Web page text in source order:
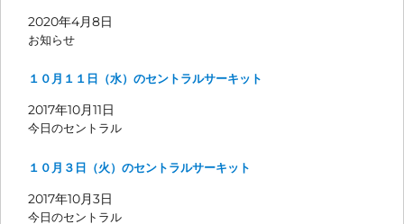
2020年4月8日
お知らせ
１０月１１日（水）のセントラルサーキット
2017年10月11日
今日のセントラル
１０月３日（火）のセントラルサーキット
2017年10月3日
今日のセントラル